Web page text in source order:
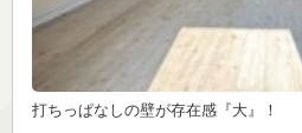
打ちっぱなしの壁が存在感『大』！